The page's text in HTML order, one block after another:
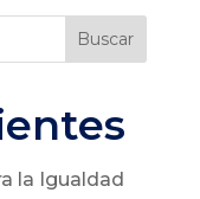
Buscar
la Igualdad